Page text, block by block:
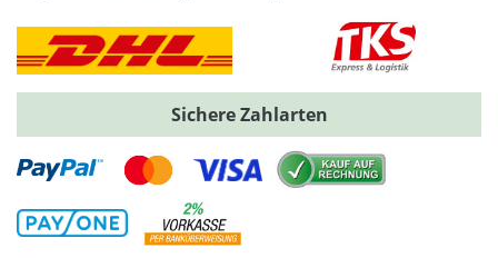
Sichere Zahlarten